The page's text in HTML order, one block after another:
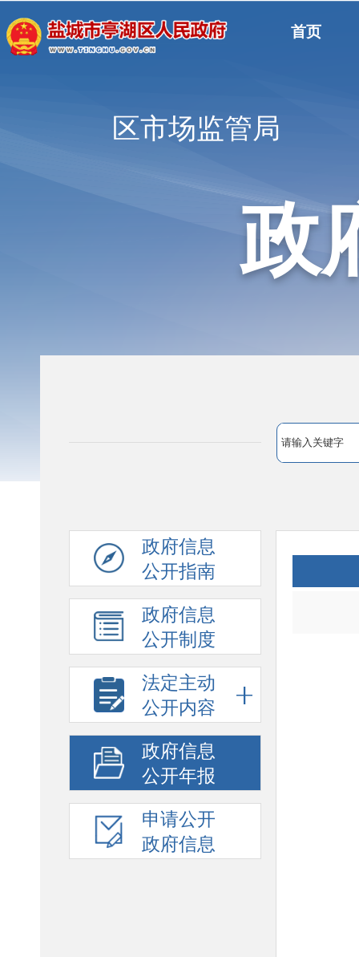
首页
区市场监管局
政
政府信息
公开指南
政府信息
公开制度
法定主动
公开内容
政府信息
公开年报
申请公开
政府信息